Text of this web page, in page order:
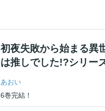
初夜失敗から始まる異
は推しでした!?シリー
あおい
6巻完結！